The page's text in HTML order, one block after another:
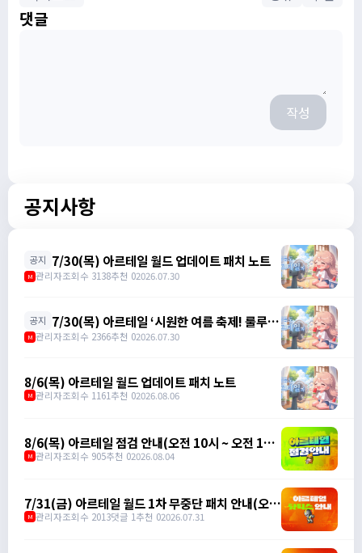
댓글
작성
공지사항
공지 7/30(목) 아르테일 월드 업데이트 패치 노트
M 관리자조회수 3138추천 02026.07.30
공지 7/30(목) 아르테일 ‘시원한 여름 축제! 룰루와
함께 특별한 여름을 즐겨보세요!’ 이벤트 패치
M 관리자조회수 2366추천 02026.07.30
8/6(목) 아르테일 월드 업데이트 패치 노트
M 관리자조회수 1161추천 02026.08.06
8/6(목) 아르테일 점검 안내(오전 10시 ~ 오전 11
시)
M 관리자조회수 905추천 02026.08.04
7/31(금) 아르테일 월드 1차 무중단 패치 안내(오후
3시 45분)
M 관리자조회수 2013댓글 1추천 02026.07.31